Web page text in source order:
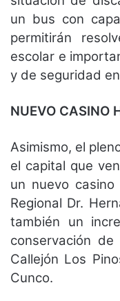
un bus con
permitirán
escolar e
y de seguridad
NUEVO CASINO
Asimismo, el
el capital que
un nuevo
Regional Dr.
también un
conservación
Callejón Los
Cunco.